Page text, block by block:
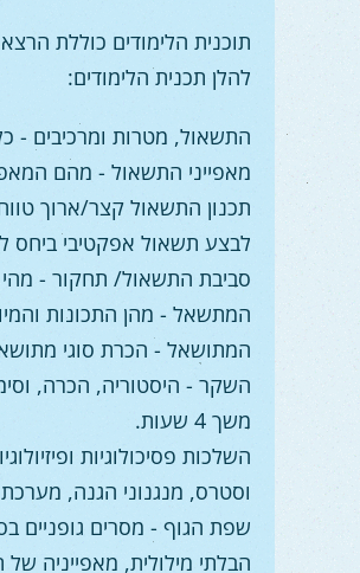
תוכנית הלימודים כוללת
להלן תכנית הלימודים:
התשאול, מטרות ומרכיבים -
מאפייני התשאול - מהם
תכנון התשאול קצר/ארוך
לבצע תשאול אפקטיבי ביחס
סביבת התשאול/ תחקור - מהי
המתשאל - מהן התכונות
המתושאל - הכרת סוגי
השקר - היסטוריה, הכרה,
משך 4 שעות.
השלכות פסיכולוגיות
וסטרס, מנגנוני הגנה, מערכת
שפת הגוף - מסרים גופניים